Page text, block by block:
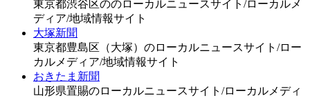
東京都渋谷区ののローカルニュースサイト/ローカルメ
ディア/地域情報サイト
大塚新聞
東京都豊島区（大塚）のローカルニュースサイト/ロー
カルメディア/地域情報サイト
おきたま新聞
山形県置賜のローカルニュースサイト/ローカルメディ